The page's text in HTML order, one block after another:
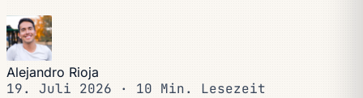
Alejandro Rioja
19. Juli 2026 · 10 Min. Lesezeit